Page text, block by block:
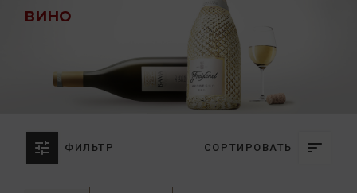
ВИНО
ФИЛЬТР СОРТИРОВАТЬ